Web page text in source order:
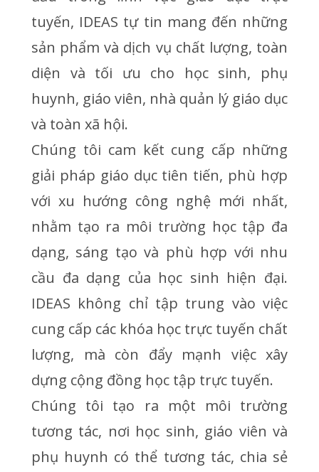
tuyến, IDEAS tự tin mang đến những
sản phẩm và dịch vụ chất lượng, toàn
diện và tối ưu cho học sinh, phụ
huynh, giáo viên, nhà quản lý giáo dục
và toàn xã hội.
Chúng tôi cam kết cung cấp những
giải pháp giáo dục tiên tiến, phù hợp
với xu hướng công nghệ mới nhất,
nhằm tạo ra môi trường học tập đa
dạng, sáng tạo và phù hợp với nhu
cầu đa dạng của học sinh hiện đại.
IDEAS không chỉ tập trung vào việc
cung cấp các khóa học trực tuyến chất
lượng, mà còn đẩy mạnh việc xây
dựng cộng đồng học tập trực tuyến.
Chúng tôi tạo ra một môi trường
tương tác, nơi học sinh, giáo viên và
phụ huynh có thể tương tác, chia sẻ